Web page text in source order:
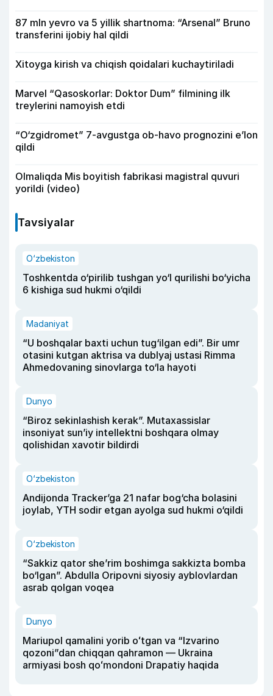
87 mln yevro va 5 yillik shartnoma: “Arsenal” Bruno
transferini ijobiy hal qildi
Xitoyga kirish va chiqish qoidalari kuchaytiriladi
Marvel “Qasoskorlar: Doktor Dum” filmining ilk
treylerini namoyish etdi
“O‘zgidromet” 7-avgustga ob-havo prognozini e’lon
qildi
Olmaliqda Mis boyitish fabrikasi magistral quvuri
yorildi (video)
Tavsiyalar
O‘zbekiston
Toshkentda o‘pirilib tushgan yo‘l qurilishi bo‘yicha
6 kishiga sud hukmi o‘qildi
Madaniyat
“U boshqalar baxti uchun tug‘ilgan edi”. Bir umr
otasini kutgan aktrisa va dublyaj ustasi Rimma
Ahmedovaning sinovlarga to‘la hayoti
Dunyo
“Biroz sekinlashish kerak”. Mutaxassislar
insoniyat sun’iy intellektni boshqara olmay
qolishidan xavotir bildirdi
O‘zbekiston
Andijonda Tracker’ga 21 nafar bog‘cha bolasini
joylab, YTH sodir etgan ayolga sud hukmi o‘qildi
O‘zbekiston
“Sakkiz qator she’rim boshimga sakkizta bomba
bo‘lgan”. Abdulla Oripovni siyosiy ayblovlardan
asrab qolgan voqea
Dunyo
Mariupol qamalini yorib oʻtgan va “Izvarino
qozoni”dan chiqqan qahramon — Ukraina
armiyasi bosh qoʻmondoni Drapatiy haqida